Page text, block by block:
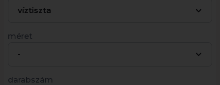
víztiszta
méret
-
darabszám